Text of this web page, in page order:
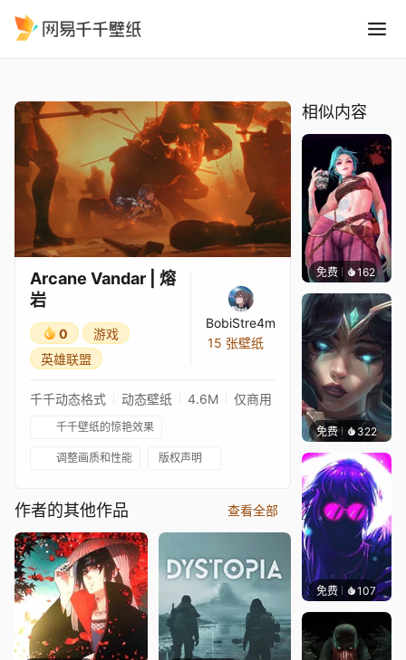
Arcane Vandar | 熔
岩
0
游戏
英雄联盟
BobiStre4m
15 张壁纸
千千动态格式 动态壁纸 4.6M 仅商用
千千壁纸的惊艳效果
调整画质和性能 版权声明
作者的其他作品 查看全部
相似内容
免费 162
免费 322
｡
免费 107VortFX